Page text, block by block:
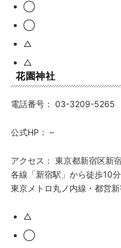
◯
◯
△
△
花園神社
電話番号： 03-3209-5265
公式HP： –
アクセス： 東京都新宿区新
各線「新宿駅」から徒歩10分
東京メトロ丸ノ内線・都営
△
◯